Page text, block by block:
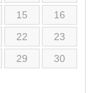
15
16
22
23
29
30